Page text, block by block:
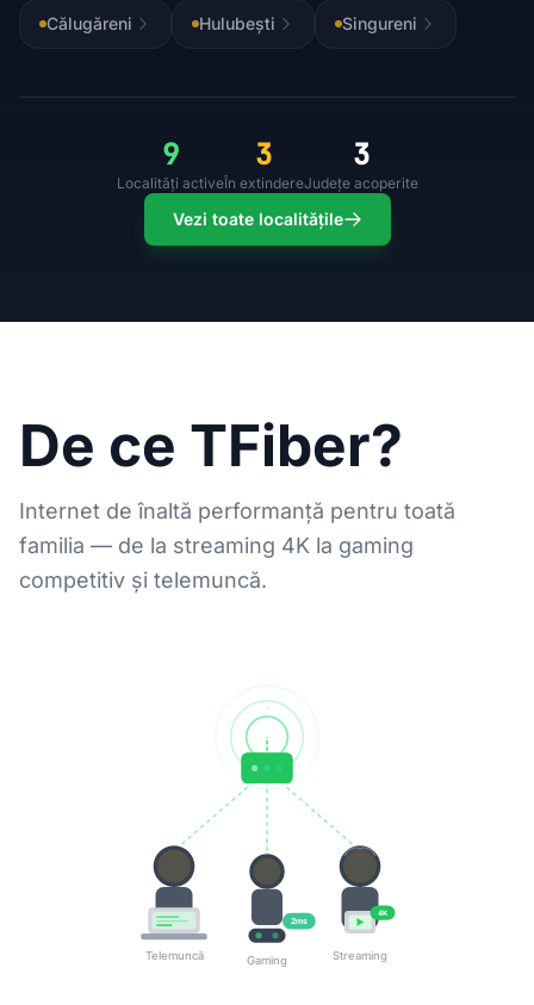
Călugăreni Hulubești Singureni
9
Localități active
3
În extindere
3
Județe acoperite
Vezi toate localitățile
De ce TFiber?
Internet de înaltă performanță pentru toată
familia — de la streaming 4K la gaming
competitiv și telemuncă.
Telemuncă
2ms
Gaming
4K
Streaming